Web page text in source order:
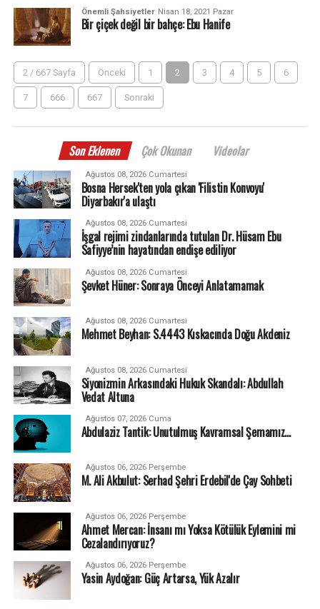
Önemli Şahsiyetler Nisan 18, 2021 Pazar
Bir çiçek değil bir bahçe: Ebu Hanife
2 / 667 Sayfa Önceki 1 2 3 4 5 6
7 666 667 Sonraki
Son Eklenen Çok Okunan Videolar
Ağustos 08, 2026 Cumartesi
Bosna Hersek'ten yola çıkan 'Filistin Konvoyu'
Diyarbakır'a ulaştı
Ağustos 08, 2026 Cumartesi
İşgal rejimi zindanlarında tutulan Dr. Hüsam Ebu
Safiyye’nin hayatından endişe ediliyor
Ağustos 08, 2026 Cumartesi
Şevket Hüner: Sonraya Önceyi Anlatamamak
Ağustos 08, 2026 Cumartesi
Mehmet Beyhan: S.4443 Kıskacında Doğu Akdeniz
Ağustos 08, 2026 Cumartesi
Siyonizmin Arkasındaki Hukuk Skandalı: Abdullah
Vedat Altuna
Ağustos 07, 2026 Cuma
Abdulaziz Tantik: Unutulmuş Kavramsal Şemamız…
Ağustos 06, 2026 Perşembe
M. Ali Akbulut: Serhad Şehri Erdebil'de Çay Sohbeti
Ağustos 06, 2026 Perşembe
Ahmet Mercan: İnsanı mı Yoksa Kötülük Eylemini mi
Cezalandırıyoruz?
Ağustos 06, 2026 Perşembe
Yasin Aydoğan: Güç Artarsa, Yük Azalır